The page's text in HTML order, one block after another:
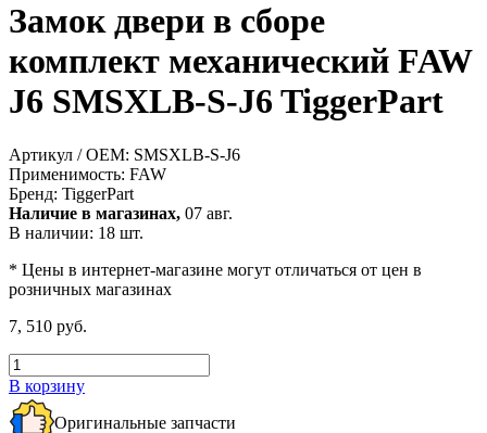
Замок двери в сборе
комплект механический FAW
J6 SMSXLB-S-J6 TiggerPart
Артикул / OEM: SMSXLB-S-J6
Применимость: FAW
Бренд: TiggerPart
Наличие в магазинах, 07 авг.
В наличии: 18 шт.
* Цены в интернет-магазине могут отличаться от цен в
розничных магазинах
7, 510 руб.
В корзину
Оригинальные запчасти